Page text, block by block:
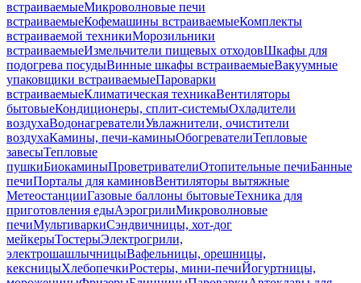
встраиваемыеМикроволновые печи
встраиваемыеКофемашины встраиваемыеКомплекты
встраиваемой техникиМорозильники
встраиваемыеИзмельчители пищевых отходовШкафы для
подогрева посудыВинные шкафы встраиваемыеВакуумные
упаковщики встраиваемыеПароварки
встраиваемыеКлиматическая техникаВентиляторы
бытовыеКондиционеры, сплит-системыОхладители
воздухаВодонагревателиУвлажнители, очистители
воздухаКамины, печи-каминыОбогревателиТепловые
завесыТепловые
пушкиБиокаминыПроветривателиОтопительные печиБанные
печиПорталы для каминовВентиляторы вытяжные
МетеостанцииГазовые баллоны бытовыеТехника для
приготовления едыАэрогрилиМикроволновые
печиМультиваркиСэндвичницы, хот-дог
мейкерыТостерыЭлектрогрили,
электрошашлычницыВафельницы, орешницы,
кексницыХлебопечкиРостеры, мини-печиЙогуртницы,